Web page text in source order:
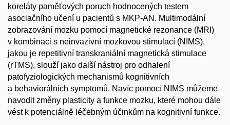
koreláty paměťových poruch hodnocených testem
asociačního učení u pacientů s MKP-AN. Multimodální
zobrazování mozku pomocí magnetické rezonance (MRI)
v kombinaci s neinvazivní mozkovou stimulací (NIMS),
jakou je repetitivní transkraniální magnetická stimulace
(rTMS), slouží jako další nástroj pro odhalení
patofyziologických mechanismů kognitivních
a behaviorálních symptomů. Navíc pomocí NIMS můžeme
navodit změny plasticity a funkce mozku, které mohou dále
vést k potenciálně léčebným účinkům na kognitivní funkce.